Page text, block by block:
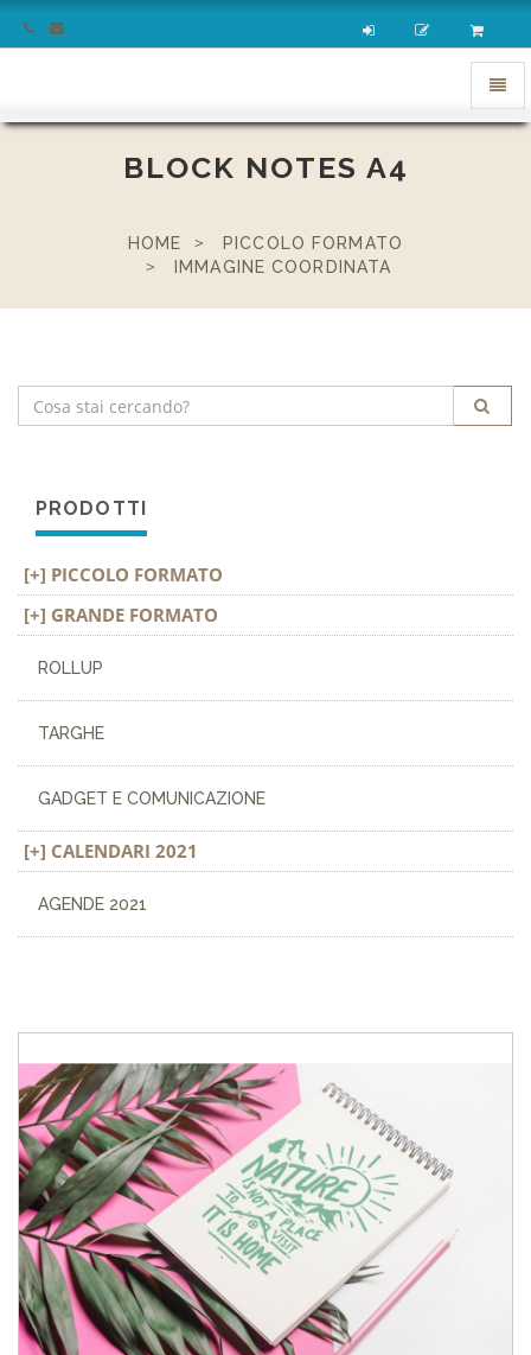
Apri
menu
BLOCK NOTES A4
HOME
PICCOLO FORMATO
IMMAGINE COORDINATA
PRODOTTI
PICCOLO FORMATO
GRANDE FORMATO
ROLLUP
TARGHE
GADGET E COMUNICAZIONE
CALENDARI 2021
AGENDE 2021